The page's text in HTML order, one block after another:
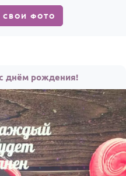
СВОИ ФОТО
днём рождения!